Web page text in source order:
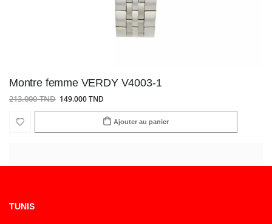
Montre femme VERDY V4003-1
213.000 TND 149.000 TND
Ajouter au panier
TUNIS